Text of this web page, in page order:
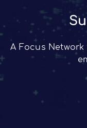
A Focus